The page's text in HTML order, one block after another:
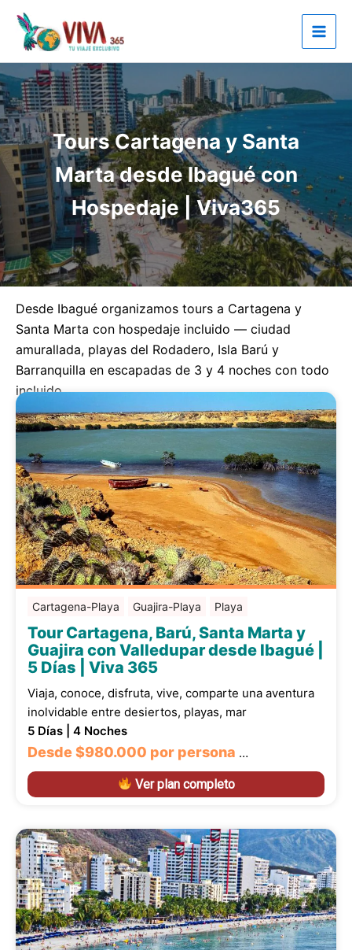
contenido
Tours Cartagena y Santa
Marta desde Ibagué con
Hospedaje | Viva365
Desde Ibagué organizamos tours a Cartagena y
Santa Marta con hospedaje incluido — ciudad
amurallada, playas del Rodadero, Isla Barú y
Barranquilla en escapadas de 3 y 4 noches con todo
incluido.
Cartagena-Playa Guajira-Playa Playa
Tour Cartagena, Barú, Santa Marta y
Guajira con Valledupar desde Ibagué |
5 Días | Viva 365
Viaja, conoce, disfruta, vive, comparte una aventura
inolvidable entre desiertos, playas, mar
5 Días | 4 Noches
Desde$980.000 por persona …
Ver plan completo